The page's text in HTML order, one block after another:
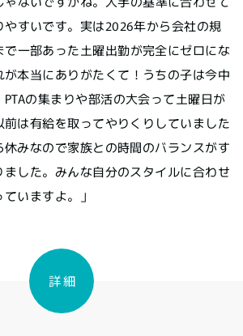
やすいです。実は2026年から会社の規
一部あった土曜出勤が完全にゼロにな
が本当にありがたくて！うちの子は今中
の集まりや部活の大会って土曜日が
は有給を取ってやりくりしていました
みなので家族との時間のバランスがす
した。みんな自分のスタイルに合わせ
いますよ。」
詳 細